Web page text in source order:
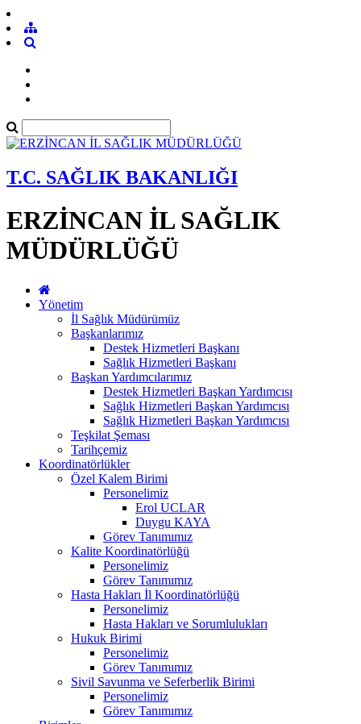
T.C. SAĞLIK BAKANLIĞI
ERZİNCAN İL SAĞLIK
MÜDÜRLÜĞÜ
Yönetim
İl Sağlık Müdürümüz
Başkanlarımız
Destek Hizmetleri Başkanı
Sağlık Hizmetleri Başkanı
Başkan Yardımcılarımız
Destek Hizmetleri Başkan Yardımcısı
Sağlık Hizmetleri Başkan Yardımcısı
Sağlık Hizmetleri Başkan Yardımcısı
Teşkilat Şeması
Tarihçemiz
Koordinatörlükler
Özel Kalem Birimi
Personelimiz
Erol UCLAR
Duygu KAYA
Görev Tanımımız
Kalite Koordinatörlüğü
Personelimiz
Görev Tanımımız
Hasta Hakları İl Koordinatörlüğü
Personelimiz
Hasta Hakları ve Sorumlulukları
Hukuk Birimi
Personelimiz
Görev Tanımımız
Sivil Savunma ve Seferberlik Birimi
Personelimiz
Görev Tanımımız